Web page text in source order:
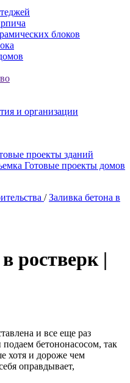
блоков
и организации
проекты зданий
Готовые проекты домов
/ Заливка бетона в
ростверк |
и все еще раз
бетононасосом, так
хотя и дороже чем
оправдывает,